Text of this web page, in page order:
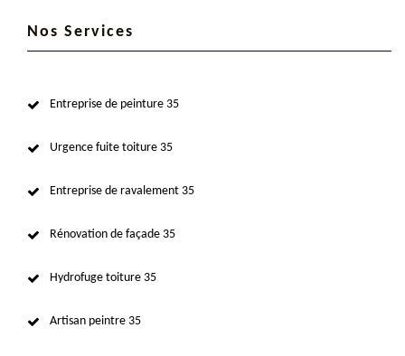
Nos Services
Entreprise de peinture 35
Urgence fuite toiture 35
Entreprise de ravalement 35
Rénovation de façade 35
Hydrofuge toiture 35
Artisan peintre 35